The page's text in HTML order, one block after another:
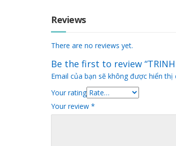
Reviews
There are no reviews yet.
Be the first to review “TRINH
Email của bạn sẽ không được hiển thị
Your rating
Your review *